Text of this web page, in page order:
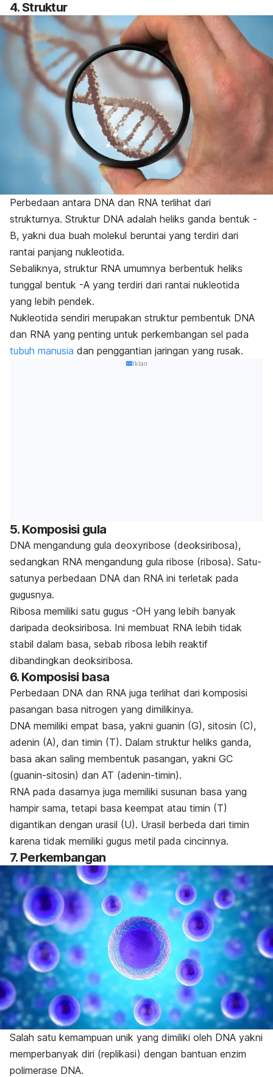
4. Struktur
Perbedaan antara DNA dan RNA terlihat dari
strukturnya. Struktur DNA adalah heliks ganda bentuk -
B, yakni dua buah molekul beruntai yang terdiri dari
rantai panjang nukleotida.
Sebaliknya, struktur RNA umumnya berbentuk heliks
tunggal bentuk -A yang terdiri dari rantai nukleotida
yang lebih pendek.
Nukleotida sendiri merupakan struktur pembentuk DNA
dan RNA yang penting untuk perkembangan sel pada
tubuh manusia dan penggantian jaringan yang rusak.
Iklan
5. Komposisi gula
DNA mengandung gula deoxyribose (deoksiribosa),
sedangkan RNA mengandung gula ribose (ribosa). Satu-
satunya perbedaan DNA dan RNA ini terletak pada
gugusnya.
Ribosa memiliki satu gugus -OH yang lebih banyak
daripada deoksiribosa. Ini membuat RNA lebih tidak
stabil dalam basa, sebab ribosa lebih reaktif
dibandingkan deoksiribosa.
6. Komposisi basa
Perbedaan DNA dan RNA juga terlihat dari komposisi
pasangan basa nitrogen yang dimilikinya.
DNA memiliki empat basa, yakni guanin (G), sitosin (C),
adenin (A), dan timin (T). Dalam struktur heliks ganda,
basa akan saling membentuk pasangan, yakni GC
(guanin-sitosin) dan AT (adenin-timin).
RNA pada dasarnya juga memiliki susunan basa yang
hampir sama, tetapi basa keempat atau timin (T)
digantikan dengan urasil (U). Urasil berbeda dari timin
karena tidak memiliki gugus metil pada cincinnya.
7. Perkembangan
Salah satu kemampuan unik yang dimiliki oleh DNA yakni
memperbanyak diri (replikasi) dengan bantuan enzim
polimerase DNA.